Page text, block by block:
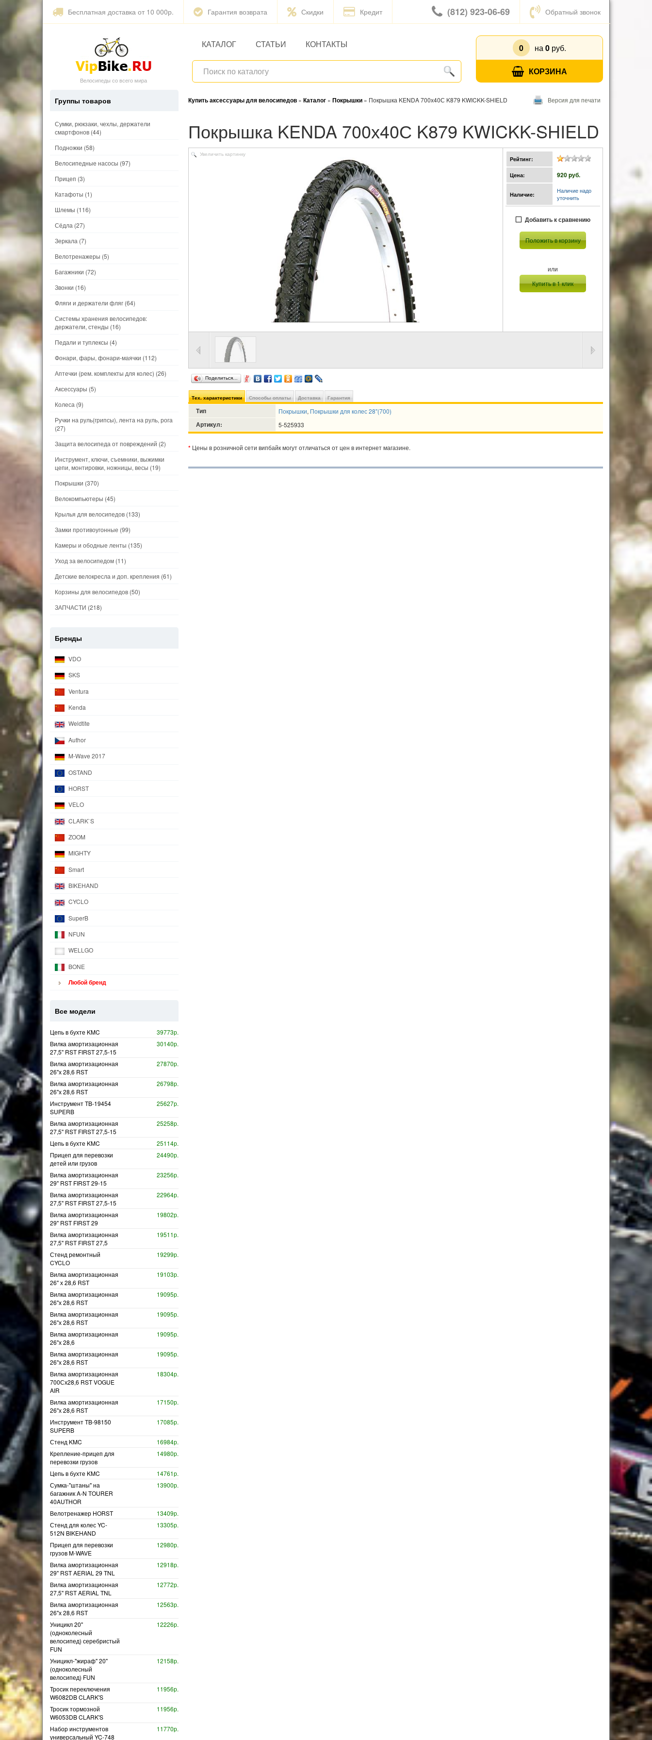
Бесплатная доставка от 10 000р. Гарантия возврата Скидки Кредит (812) 923-06-69 Обратный звонок
Велосипеды со всего мира
КАТАЛОГ СТАТЬИ КОНТАКТЫ 0 на 0руб.
КОРЗИНА
Купить аксессуары для велосипедов » Каталог » Покрышки » Покрышка KENDA 700х40С K879 KWICKK-SHIELD Версия для печати
Покрышка KENDA 700х40С K879 KWICKK-SHIELD
Увеличить картинку
Рейтинг:
Цена: 920 pуб.
Наличие:
Наличие надо
уточнить
Добавить к сравнению
Положить в корзину
или
Купить в 1 клик
Поделиться…
Тех. характеристики Способы оплаты Доставка Гарантия
Тип Покрышки, Покрышки для колес 28"(700)
Артикул: 5-525933
* Цены в розничной сети випбайк могут отличаться от цен в интернет магазине.
Группы товаров
Сумки, рюкзаки, чехлы, держатели
смартфонов (44)
Подножки (58)
Велосипедные насосы (97)
Прицеп (3)
Катафоты (1)
Шлемы (116)
Сёдла (27)
Зеркала (7)
Велотренажеры (5)
Багажники (72)
Звонки (16)
Фляги и держатели фляг (64)
Системы хранения велосипедов:
держатели, стенды (16)
Педали и туплексы (4)
Фонари, фары, фонари-маячки (112)
Аптечки (рем. комплекты для колес) (26)
Аксессуары (5)
Колеса (9)
Ручки на руль(грипсы), лента на руль, рога
(27)
Защита велосипеда от повреждений (2)
Инструмент, ключи, съемники, выжимки
цепи, монтировки, ножницы, весы (19)
Покрышки (370)
Велокомпьютеры (45)
Крылья для велосипедов (133)
Замки противоугонные (99)
Камеры и ободные ленты (135)
Уход за велосипедом (11)
Детские велокресла и доп. крепления (61)
Корзины для велосипедов (50)
ЗАПЧАСТИ (218)
Бренды
VDO
SKS
Ventura
Kenda
Weldtite
Author
M-Wave 2017
OSTAND
HORST
VELO
CLARK`S
ZOOM
MIGHTY
Smart
BIKEHAND
CYCLO
SuperB
NFUN
WELLGO
BONE
Любой бренд
Все модели
Цепь в бухте KMC
39773р.
Вилка амортизационная
27,5" RST FIRST 27,5-15
30140р.
Вилка амортизационная
26"х 28,6 RST
27870р.
Вилка амортизационная
26"х 28,6 RST
26798р.
Инструмент TB-19454
SUPERB
25627р.
Вилка амортизационная
27,5" RST FIRST 27,5-15
25258р.
Цепь в бухте KMC
25114р.
Прицеп для перевозки
детей или грузов
24490р.
Вилка амортизационная
29" RST FIRST 29-15
23256р.
Вилка амортизационная
27,5" RST FIRST 27,5-15
22964р.
Вилка амортизационная
29" RST FIRST 29
19802р.
Вилка амортизационная
27,5" RST FIRST 27,5
19511р.
Стенд ремонтный
CYCLO
19299р.
Вилка амортизационная
26" х 28,6 RST
19103р.
Вилка амортизационная
26"х 28,6 RST
19095р.
Вилка амортизационная
26"х 28,6 RST
19095р.
Вилка амортизационная
26"х 28,6
19095р.
Вилка амортизационная
26"х 28,6 RST
19095р.
Вилка амортизационная
700Сх28,6 RST VOGUE
AIR
18304р.
Вилка амортизационная
26"х 28,6 RST
17150р.
Инструмент TB-98150
SUPERB
17085р.
Стенд KMC
16984р.
Крепление-прицеп для
перевозки грузов
14980р.
Цепь в бухте KMC
14761р.
Сумка-"штаны" на
багажник A-N TOURER
40AUTHOR
13900р.
Велотренажер HORST
13409р.
Стенд для колес YC-
512N BIKEHAND
13305р.
Прицеп для перевозки
грузов M-WAVE
12980р.
Вилка амортизационная
29" RST AERIAL 29 TNL
12918р.
Вилка амортизационная
27,5" RST AERIAL TNL
12772р.
Вилка амортизационная
26"х 28,6 RST
12563р.
Уницикл 20"
(одноколесный
велосипед) серебристый
FUN
12226р.
Уницикл-"жираф" 20"
(одноколесный
велосипед) FUN
12158р.
Тросик переключения
W6082DB CLARK'S
11956р.
Тросик тормозной
W6053DB CLARK'S
11956р.
Набор инструментов
универсальный YC-748
11770р.